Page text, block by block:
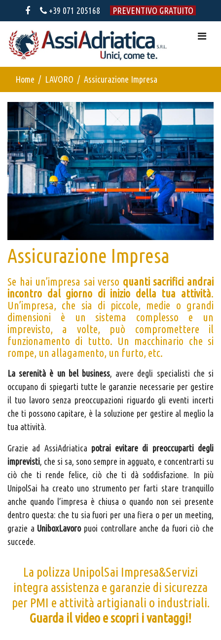
+39 071 205168 PREVENTIVO GRATUITO
Home LAVORO Assicurazione Impresa
Assicurazione Impresa
Se hai un’impresa sai verso quanti sacrifici andrai
incontro dal giorno di inizio della tua attività.
Un’impresa, che sia di piccole, medie o grandi
dimensioni è un sistema complesso e un
imprevisto, a volte, può compromettere il
funzionamento di tutto. Un macchinario che si
rompe, un allagamento, un furto, etc.
La serenità è un bel business , avere degli specialisti che si
occupano di spiegarti tutte le garanzie necessarie per gestire
il tuo lavoro senza preoccupazioni riguardo gli eventi incerti
che ti possono capitare, è la soluzione per gestire al meglio la
tua attività.
Grazie ad AssiAdriatica potrai evitare di preoccuparti degli
imprevisti , che si sa, sono sempre in agguato, e concentrarti su
ciò che ti rende felice, ciò che ti dà soddisfazione. In più
UnipolSai ha creato uno strumento per farti stare tranquillo
anche quando l’impresa è chiusa o quando non sei presente
dentro questa: che tu sia fuori per una fiera o per un meeting,
grazie a UniboxLavoropuoi controllare anche da fuori ciò che
succede.
La polizza UnipolSai Impresa&Servizi
integra assistenza e garanzie di sicurezza
per PMI e attività artigianali o industriali.
Guarda il video e scopri i vantaggi!